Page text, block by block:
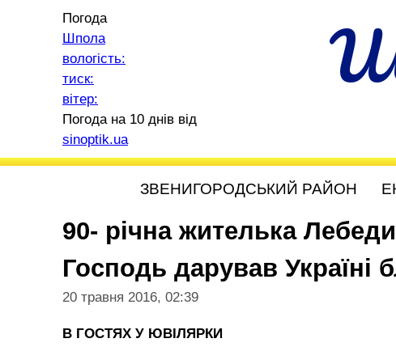
Погода
Шпола
вологість:
тиск:
вітер:
Погода на 10 днів від
sinoptik.ua
ЗВЕНИГОРОДСЬКИЙ РАЙОН
90- річна жителька
Господь дарував Україні
20 травня 2016, 02:39
В ГОСТЯХ У ЮВІЛЯРКИ